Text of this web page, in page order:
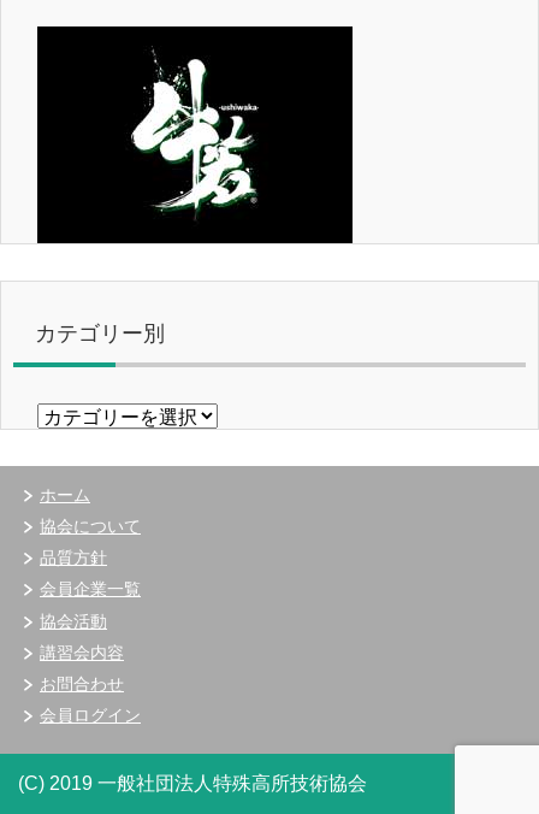
カテゴリー別
カ
ゴ
リ
ー
別
ホーム
協会について
品質方針
会員企業一覧
協会活動
講習会内容
お問合わせ
会員ログイン
(C) 2019 一般社団法人特殊高所技術協会